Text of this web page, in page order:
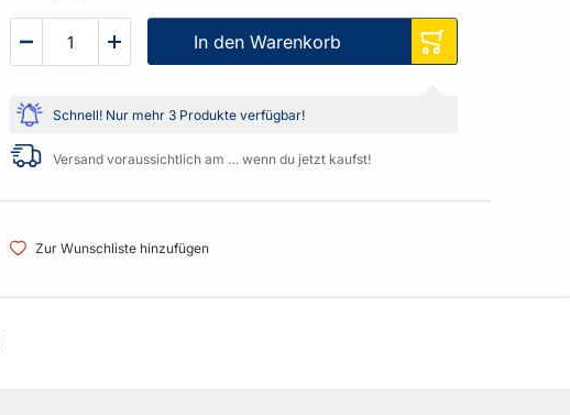
In den Warenkorb
Schnell! Nur mehr 3 Produkte verfügbar!
Versand voraussichtlich am … wenn du jetzt kaufst!
Zur Wunschliste hinzufügen